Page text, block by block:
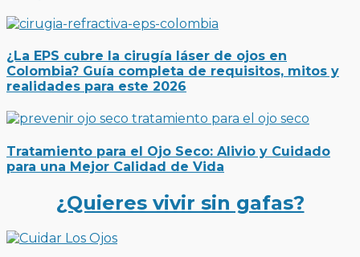
¿La EPS cubre la cirugía láser de ojos en
Colombia? Guía completa de requisitos, mitos y
realidades para este 2026
Tratamiento para el Ojo Seco: Alivio y Cuidado
para una Mejor Calidad de Vida
¿Quieres vivir sin gafas?